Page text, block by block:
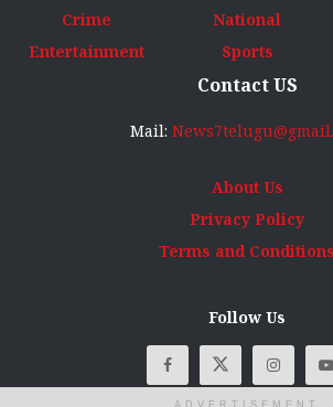
Crime
Entertainment
National
Sports
Contact US
Mail:
About Us
Privacy Policy
Terms and Conditions
Follow Us
ADVERTISEMENT